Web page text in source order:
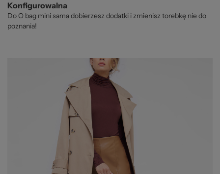
Konfigurowalna
Do O bag mini sama dobierzesz dodatki i zmienisz torebkę nie do
poznania!